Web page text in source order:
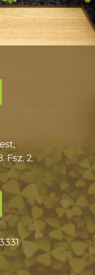
Fsz. 2.